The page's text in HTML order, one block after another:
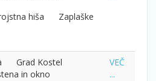
hiša Zaplaške
Grad Kostel
in okno
VEČ
...